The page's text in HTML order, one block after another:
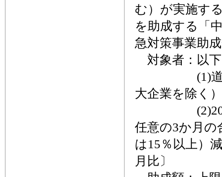
む）が実施す
を助成する「
急対策事業助
対象者：以
(1)道内中
大企業を除く）
(2)2022年1
任意の3か月の
は15％以上）
月比〕